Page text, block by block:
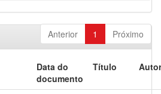
Anterior 1 Próximo
Data do
documento
Título